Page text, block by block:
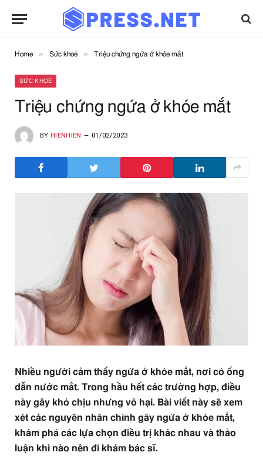
Home » Sức khoẻ » Triệu chứng ngứa ở khóe mắt
SỨC KHOẺ
Triệu chứng ngứa ở khóe mắt
BY HIENHIEN 01/02/2023
Nhiều người cảm thấy ngứa ở khóe mắt, nơi có ống
dẫn nước mắt. Trong hầu hết các trường hợp, điều
này gây khó chịu nhưng vô hại. Bài viết này sẽ xem
xét các nguyên nhân chính gây ngứa ở khóe mắt,
khám phá các lựa chọn điều trị khác nhau và thảo
luận khi nào nên đi khám bác sĩ.